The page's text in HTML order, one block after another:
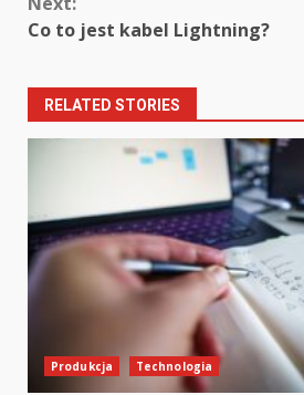
Co to jest kabel Lightning?
RELATED STORIES
Produkcja Technologia